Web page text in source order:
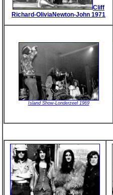
Cliff
Richard-OliviaNewton-John 1971
Island Show-Londerzeel 1969